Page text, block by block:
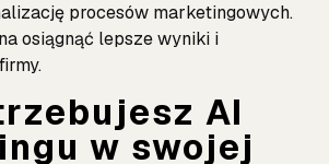
procesów marketingowych.
osiągnąć lepsze wyniki i
AI
w swojej